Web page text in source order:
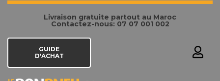
Livraison gratuite partout au Maroc
Contactez-nous: 07 07 001 002
GUIDE
D'ACHAT